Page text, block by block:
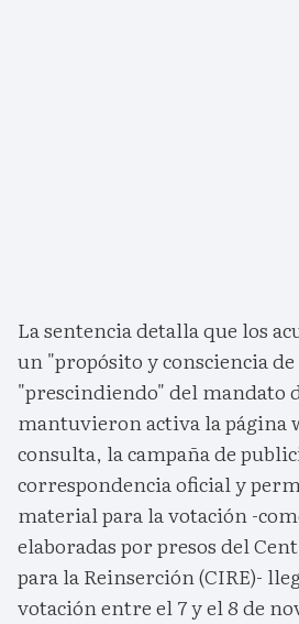
La sentencia detalla que los
un "propósito y consciencia
"prescindiendo" del mandato
mantuvieron activa la página
consulta, la campaña de
correspondencia oficial y
material para la votación -
elaboradas por presos del
para la Reinserción (CIRE)-
votación entre el 7 y el 8 de